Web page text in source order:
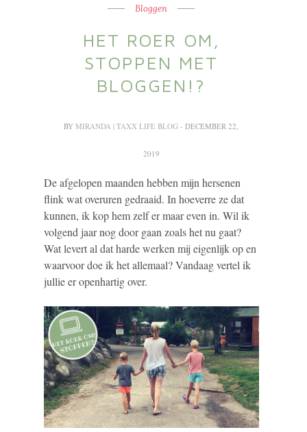
Bloggen
HET ROER OM,
STOPPEN MET
BLOGGEN!?
BYMIRANDA | TAXX LIFE BLOG- DECEMBER 22,
2019
De afgelopen maanden hebben mijn hersenen
flink wat overuren gedraaid. In hoeverre ze dat
kunnen, ik kop hem zelf er maar even in. Wil ik
volgend jaar nog door gaan zoals het nu gaat?
Wat levert al dat harde werken mij eigenlijk op en
waarvoor doe ik het allemaal? Vandaag vertel ik
jullie er openhartig over.